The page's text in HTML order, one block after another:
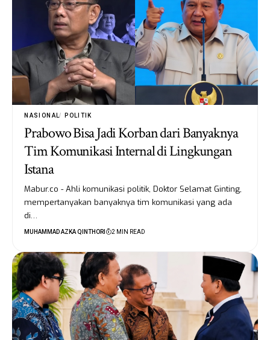
NASIONAL POLITIK
Prabowo Bisa Jadi Korban dari Banyaknya
Tim Komunikasi Internal di Lingkungan
Istana
Mabur.co - Ahli komunikasi politik, Doktor Selamat Ginting,
mempertanyakan banyaknya tim komunikasi yang ada
di…
MUHAMMAD AZKA QINTHORI 2 MIN READ